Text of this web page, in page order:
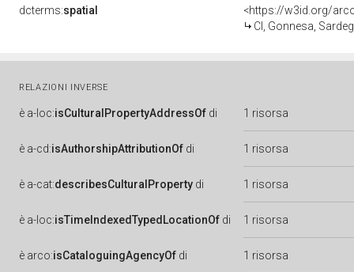
dcterms:spatial
<https://w3id.org/
CI, Gonnesa,
RELAZIONI INVERSE
è a-loc:isCulturalPropertyAddressOf di 1 risorsa
è a-cd:isAuthorshipAttributionOf di 1 risorsa
è a-cat:describesCulturalProperty di 1 risorsa
è a-loc:isTimeIndexedTypedLocationOf di 1 risorsa
è arco:isCataloguingAgencyOf di 1 risorsa